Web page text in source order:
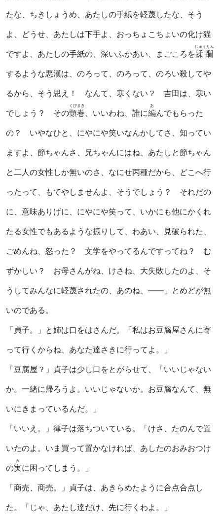
たな、ちきしょうめ、あたしの手紙を軽蔑したな、そう
よ、どうせ、あたしは下手よ、おっちょこちょいの化け猫
ですよ、あたしの手紙の、深いふかあい、まごころを蹂躙
じゅうりん
するような悪漢は、のろって、のろって、のろい殺してや
るから、そう思え！ なんて、寒くない？ 吉田は、寒い
でしょう？ その頸巻
くびまき
、いいわね、誰に編
あ
んでもらった
の？ いやなひと、にやにや笑いなんかしてさ、知ってい
ますよ、節ちゃんさ、兄ちゃんにはね、あたしと節ちゃん
と二人の女性しか無いのさ、なにせ丙種だから、どこへ行
ったって、もてやしませんよ、そうでしょう？ それだの
に、意味ありげに、にやにや笑って、いかにも他にかくれ
たる女性でもあるような振りして、わあい、見破られた、
ごめんね、怒った？ 文学をやってるんですってね？ む
ずかしい？ お母さんがね、けさね、大失敗したのよ、そ
うしてみんなに軽蔑されたの、あのね、――」とめどが無
いのである。
「貞子。」と姉は口をはさんだ。「私はお豆腐屋さんに寄
って行くからね、あなた達さきに行ってよ。」
「豆腐屋？」貞子は少し口をとがらせて、「いいじゃない
か。一緒に帰ろうよ。いいじゃないか。お豆腐なんて、無
いにきまっているんだ。」
「いいえ。」律子は落ちついている。「けさ、たのんで置
いたのよ。いま買って置かなければ、あしたのおみおつけ
の実
み
に困ってしまう。」
「商売、商売。」貞子は、あきらめたように合点合点し
た。「じゃ、あたし達だけ、先に行くわよ。」